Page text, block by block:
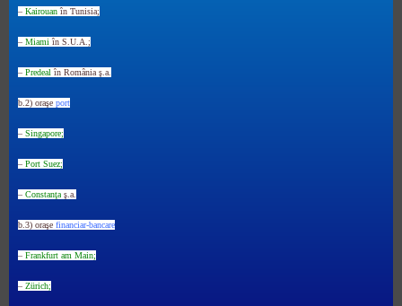
– Kairouan în Tunisia;
– Miami în S.U.A.;
– Predeal în România ş.a.
b.2) oraşe port
– Singapore;
– Port Suez;
– Constanţa ş.a.
b.3) oraşe financiar-bancare
– Frankfurt am Main;
– Zürich;